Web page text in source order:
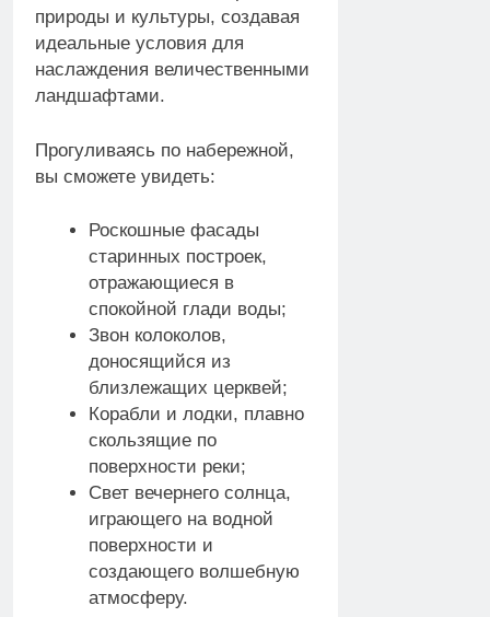
природы и культуры, создавая
идеальные условия для
наслаждения величественными
ландшафтами.
Прогуливаясь по набережной,
вы сможете увидеть:
Роскошные фасады
старинных построек,
отражающиеся в
спокойной глади воды;
Звон колоколов,
доносящийся из
близлежащих церквей;
Корабли и лодки, плавно
скользящие по
поверхности реки;
Свет вечернего солнца,
играющего на водной
поверхности и
создающего волшебную
атмосферу.